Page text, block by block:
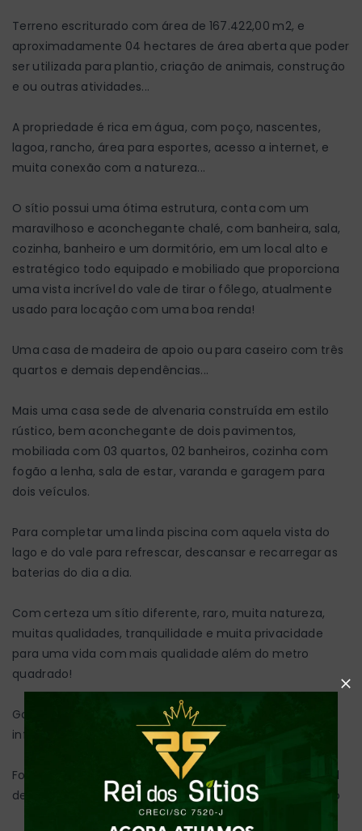
Terreno escriturado com área de 167.422,00 m2, e
aproximadamente 04 hectares de área aberta que poder
ser utilizada para plantio, criação de animais, construção
e ou outras atividades...
A propriedade é rica em água, com poço, nascentes,
lagoa, rancho, área para esportes, acesso a internet, e
muita conexão com a natureza...
O sítio possui uma ótima estrutura, conta com um
maravilhoso e aconchegante chalé, com banheira, sala,
cozinha, banheiro e um dormitório, em um local alto e
estratégico todo equipado e mobiliado que proporciona
uma vista incrível do vale de tirar o fôlego, atualmente
usado para locação com uma boa renda!
Uma casa de madeira de apoio ou para caseiro com três
quartos e demais dependências...
Mais uma casa sede de alvenaria construída em estilo
rústico, bem aconchegante de dois pavimentos,
mobiliada com 03 quartos, 02 banheiros, cozinha com
fogão a lenha, sala de estar, varanda e garagem para
dois veículos.
Para completar uma linda piscina com aquela vista do
lago e do vale para refrescar, descansar e recarregar as
baterias do dia a dia.
Com certeza um sítio diferente, raro, muita natureza,
muitas qualidades, tranquilidade e muita privacidade
para uma vida com mais qualidade além do metro
quadrado!
Gostou desse paraíso? Estamos a disposição para mais
informações e agendamento de visita!
Forma de Pagamento: Avalia-se recebimento de imóvel
de menor valor máximo 25% como parte de pagamento